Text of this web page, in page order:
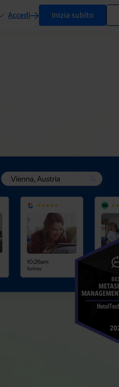
Accedi Inizia subito